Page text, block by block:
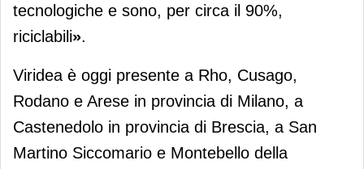
tecnologiche e sono, per circa il 90%,
riciclabili».
Viridea è oggi presente a Rho, Cusago,
Rodano e Arese in provincia di Milano, a
Castenedolo in provincia di Brescia, a San
Martino Siccomario e Montebello della